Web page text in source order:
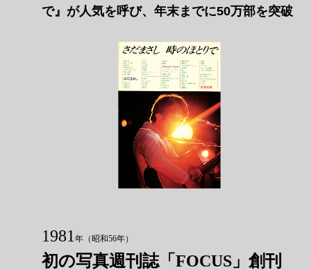
で』が人気を呼び、年末までに50万部を突破
1981年 （昭和56年）
初の写真週刊誌「FOCUS」創刊